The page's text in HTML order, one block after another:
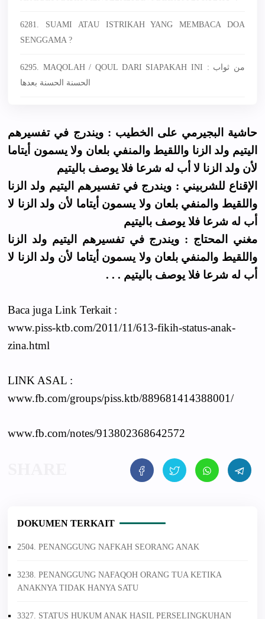
6281. SUAMI ATAU ISTRIKAH YANG MEMBACA DOA
SENGGAMA ?
6295. MAQOLAH / QOUL DARI SIAPAKAH INI : من ثواب
الحسنة الحسنة بعدها
حاشية البجيرمي على الخطيب : ويندرج في تفسيرهم
اليتيم ولد الزنا واللقيط والمنفي بلعان ولا يسمون أيتاما
لأن ولد الزنا لا أب له شرعا فلا يوصف باليتيم
الإقناع للشربيني : ويندرج في تفسيرهم اليتيم ولد الزنا
واللقيط والمنفي بلعان ولا يسمون أيتاما لأن ولد الزنا لا
أب له شرعا فلا يوصف باليتيم
مغني المحتاج : ويندرج في تفسيرهم اليتيم ولد الزنا
واللقيط والمنفي بلعان ولا يسمون أيتاما لأن ولد الزنا لا
أب له شرعا فلا يوصف باليتيم . . .
Baca juga Link Terkait :
www.piss-ktb.com/2011/11/613-fikih-status-anak-
zina.html
LINK ASAL :
www.fb.com/groups/piss.ktb/889681414388001/
www.fb.com/notes/913802368642572
DOKUMEN TERKAIT
2504. PENANGGUNG NAFKAH SEORANG ANAK
3238. PENANGGUNG NAFAQOH ORANG TUA KETIKA
ANAKNYA TIDAK HANYA SATU
3327. STATUS HUKUM ANAK HASIL PERSELINGKUHAN